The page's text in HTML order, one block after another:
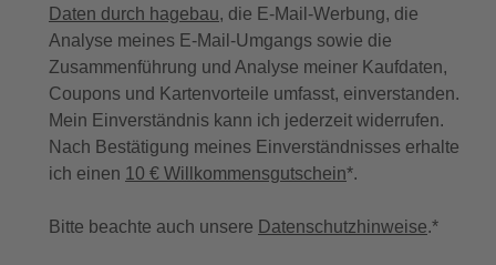
Daten durch hagebau, die E-Mail-Werbung, die
Analyse meines E-Mail-Umgangs sowie die
Zusammenführung und Analyse meiner Kaufdaten,
Coupons und Kartenvorteile umfasst, einverstanden.
Mein Einverständnis kann ich jederzeit widerrufen.
Nach Bestätigung meines Einverständnisses erhalte
ich einen 10 € Willkommensgutschein*.
Bitte beachte auch unsere Datenschutzhinweise.